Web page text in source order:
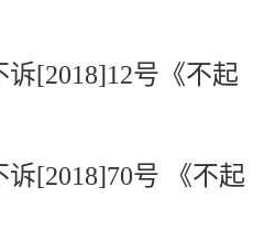
[2018]12号《不起
[2018]70号 《不起